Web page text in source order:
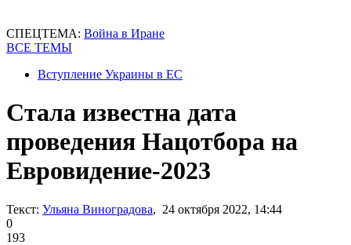
СПЕЦТЕМА: Война в Иране
ВСЕ ТЕМЫ
Вступление Украины в ЕС
Стала известна дата
проведения Нацотбора на
Евровидение-2023
Текст: Ульяна Виноградова, 24 октября 2022, 14:44
0
193